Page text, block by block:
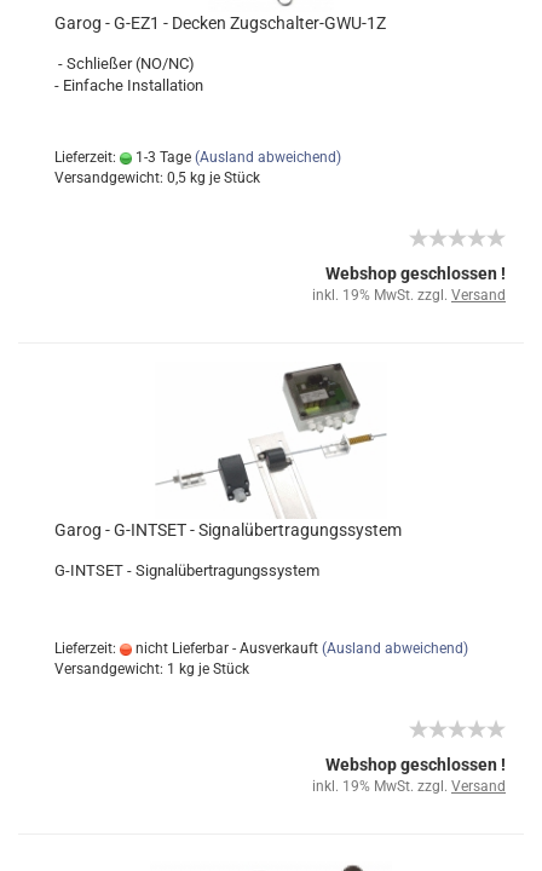
Garog - G-EZ1 - Decken Zugschalter-GWU-1Z
- Schließer (NO/NC)
- Einfache Installation
Lieferzeit: 1-3 Tage (Ausland abweichend)
Versandgewicht: 0,5 kg je Stück
Webshop geschlossen !
inkl. 19% MwSt. zzgl. Versand
Garog - G-INTSET - Signalübertragungssystem
G-INTSET - Signalübertragungssystem
Lieferzeit: nicht Lieferbar - Ausverkauft (Ausland abweichend)
Versandgewicht: 1 kg je Stück
Webshop geschlossen !
inkl. 19% MwSt. zzgl. Versand